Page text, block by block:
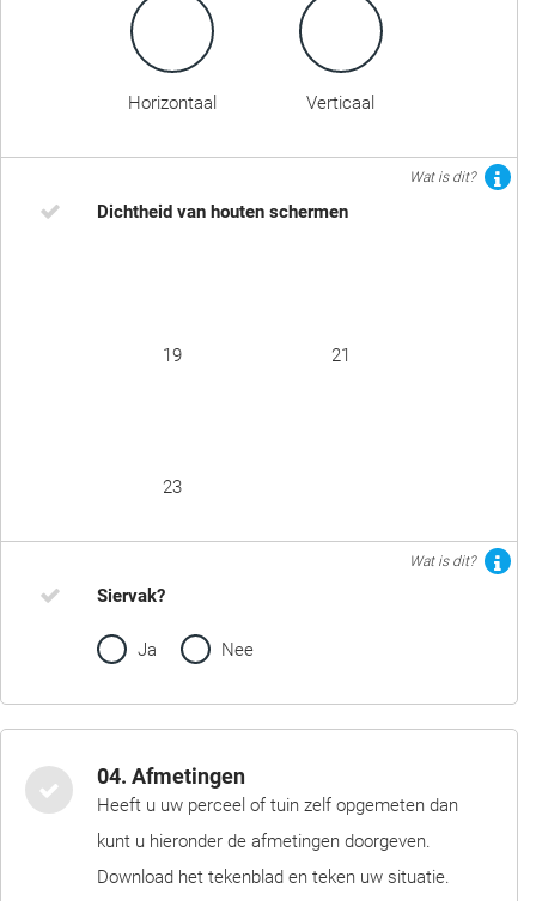
Horizontaal Verticaal
Wat is dit?
Dichtheid van houten schermen
19 21
23
Wat is dit?
Siervak?
Ja Nee
04. Afmetingen
Heeft u uw perceel of tuin zelf opgemeten dan
kunt u hieronder de afmetingen doorgeven.
Download het tekenblad en teken uw situatie.